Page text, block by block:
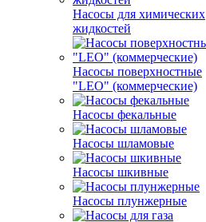
Насосы для химических
жидкостей
Насосы поверхностные
"LEO" (коммерческие)
Насосы фекальные
Насосы шламовые
Насосы шкивные
Насосы плунжерные